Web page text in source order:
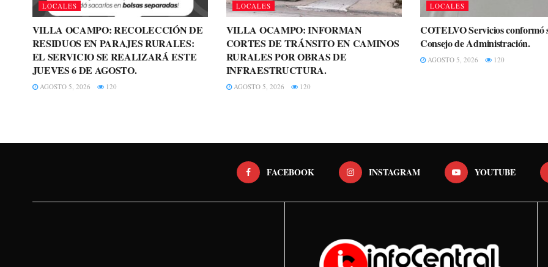
LOCALES
VILLA OCAMPO: RECOLECCIÓN DE
RESIDUOS EN PARAJES RURALES:
EL SERVICIO SE REALIZARÁ ESTE
JUEVES 6 DE AGOSTO.
AGOSTO 5, 2026 120
LOCALES
VILLA OCAMPO: INFORMAN
CORTES DE TRÁNSITO EN CAMINOS
RURALES POR OBRAS DE
INFRAESTRUCTURA.
AGOSTO 5, 2026 120
LOCALES
COTELVO Servicios conformó
Consejo de Administración.
AGOSTO 5, 2026 120
FACEBOOK INSTAGRAM YOUTUBE